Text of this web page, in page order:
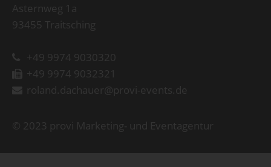
Asternweg 1a
93455 Traitsching
+49 9974 9030320
+49 9974 9032321
roland.dachauer@provi-events.de
© 2023 provi Marketing- und Eventagentur